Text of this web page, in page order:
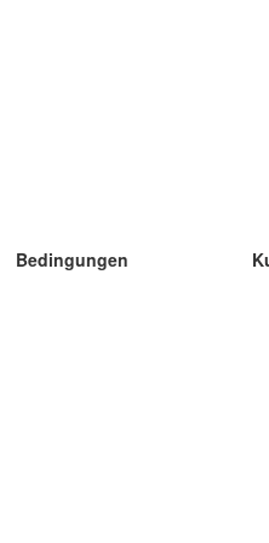
Bedingungen